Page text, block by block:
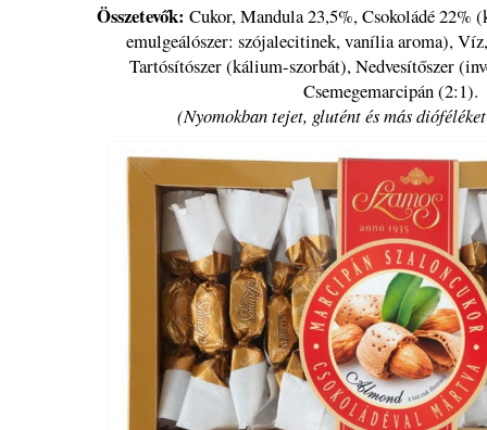
Összetevők: Cukor, Mandula 23,5%, Csokoládé 22%
emulgeálószer: szójalecitinek, vanília aroma),
Tartósítószer (kálium-szorbát), Nedvesítőszer
Csemegemarcipán (2:1).
(Nyomokban tejet, glutént és más